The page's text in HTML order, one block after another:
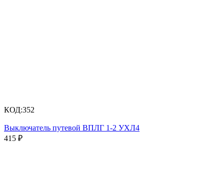
КОД:352
Выключатель путевой ВПЛГ 1-2 УХЛ4
415 ₽